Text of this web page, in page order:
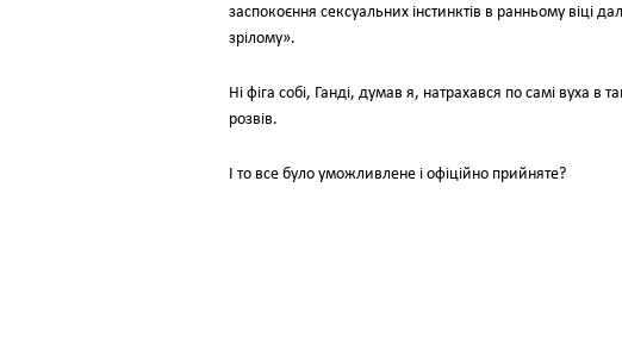
заспокоєння сексуальних інстинктів в ранньому віці
зрілому».
Hi фіга собі, Ганді, думав я, натрахався по самі вуха
розвів.
I то все було уможливлене і офіційно прийняте?